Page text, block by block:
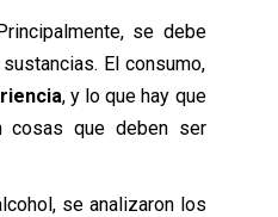
se debe
El consumo,
, y lo que hay que
cosas que deben ser
se analizaron los